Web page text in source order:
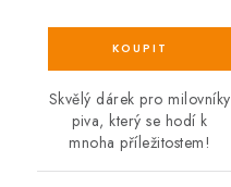
Skvělý dárek pro milovníky
piva, který se hodí k
mnoha příležitostem!